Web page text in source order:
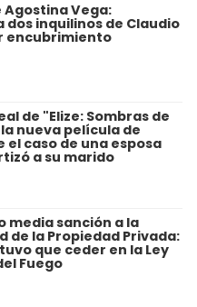
Agostina Vega:
dos inquilinos de Claudio
encubrimiento
de "Elize: Sombras de
nueva película de
el caso de una esposa
a su marido
media sanción a la
de la Propiedad Privada:
que ceder en la Ley
Fuego